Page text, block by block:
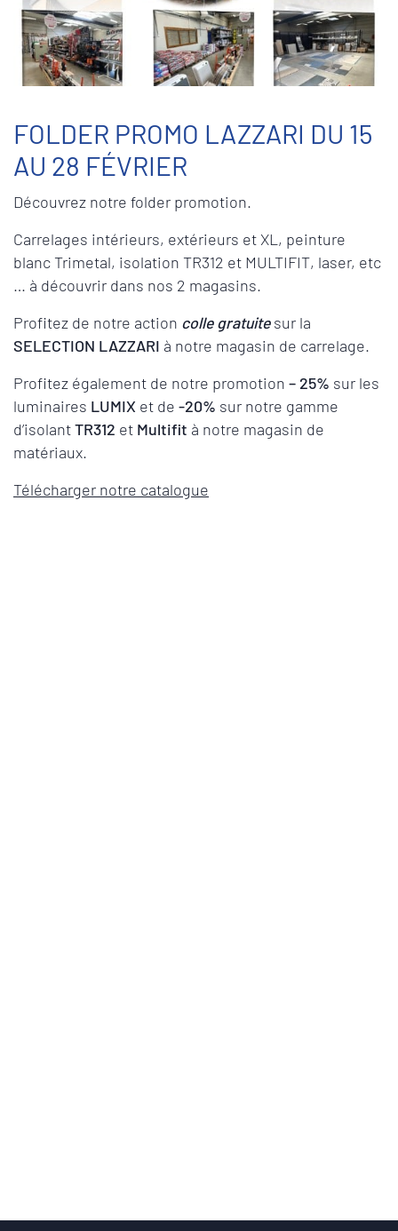
FOLDER PROMO LAZZARI DU 15
AU 28 FÉVRIER
Découvrez notre folder promotion.
Carrelages intérieurs, extérieurs et XL, peinture
blanc Trimetal, isolation TR312 et MULTIFIT, laser, etc
… à découvrir dans nos 2 magasins.
Profitez de notre action colle gratuitesur la
SELECTION LAZZARI à notre magasin de carrelage.
Profitez également de notre promotion – 25% sur les
luminaires LUMIX et de -20% sur notre gamme
d’isolantTR312 et Multifit à notre magasin de
matériaux.
Télécharger notre catalogue